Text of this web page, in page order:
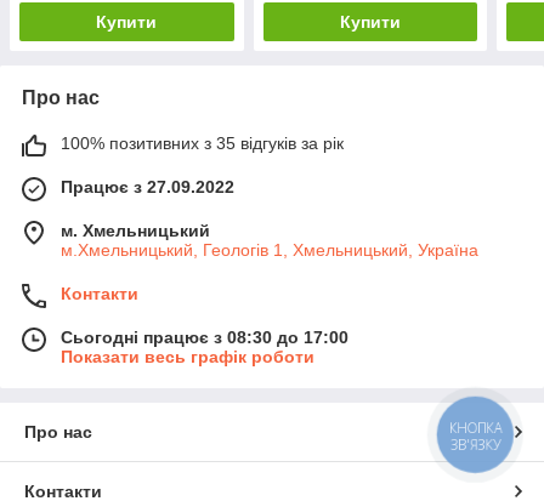
Купити Купити
Про нас
100% позитивних з 35 відгуків за рік
Працює з 27.09.2022
м. Хмельницький
м.Хмельницький, Геологів 1, Хмельницький, Україна
Контакти
Сьогодні працює з 08:30 до 17:00
Показати весь графік роботи
Про нас
Контакти
КНОПКА
ЗВ'ЯЗКУ